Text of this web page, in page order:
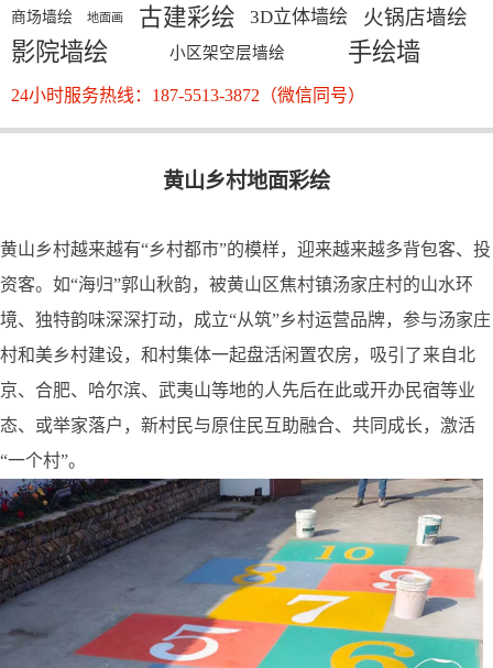
商场墙绘 地面画 古建彩绘 3D立体墙绘 火锅店墙绘
影院墙绘 小区架空层墙绘 手绘墙
24小时服务热线：187-5513-3872（微信同号）
黄山乡村地面彩绘
黄山乡村越来越有“乡村都市”的模样，迎来越来越多背包客、投
资客。如“海归”郭山秋韵，被黄山区焦村镇汤家庄村的山水环
境、独特韵味深深打动，成立“从筑”乡村运营品牌，参与汤家庄
村和美乡村建设，和村集体一起盘活闲置农房，吸引了来自北
京、合肥、哈尔滨、武夷山等地的人先后在此或开办民宿等业
态、或举家落户，新村民与原住民互助融合、共同成长，激活
“一个村”。